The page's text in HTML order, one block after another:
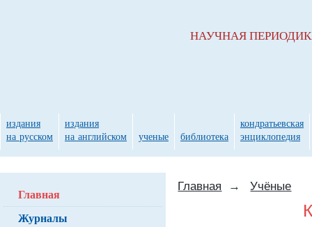
Главная → Учёные
Главная
Журналы
НАУЧНАЯ
издания
на русском
издания
на английском
ученые библиотека
кондратьевская
энциклопедия